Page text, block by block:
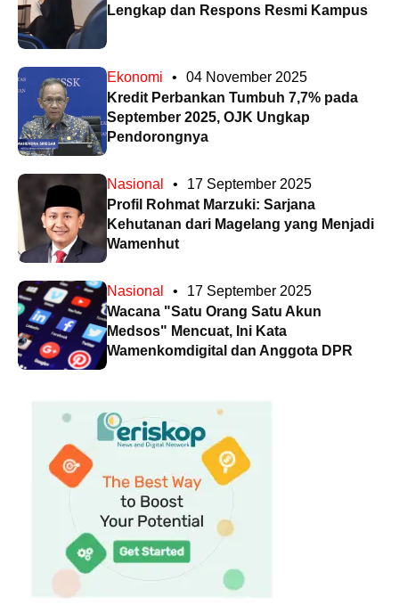
Lengkap dan Respons Resmi Kampus
Ekonomi •
04 November 2025
Kredit Perbankan Tumbuh 7,7% pada
September 2025, OJK Ungkap
Pendorongnya
Nasional •
17 September 2025
Profil Rohmat Marzuki: Sarjana
Kehutanan dari Magelang yang Menjadi
Wamenhut
Nasional •
17 September 2025
Wacana "Satu Orang Satu Akun
Medsos" Mencuat, Ini Kata
Wamenkomdigital dan Anggota DPR